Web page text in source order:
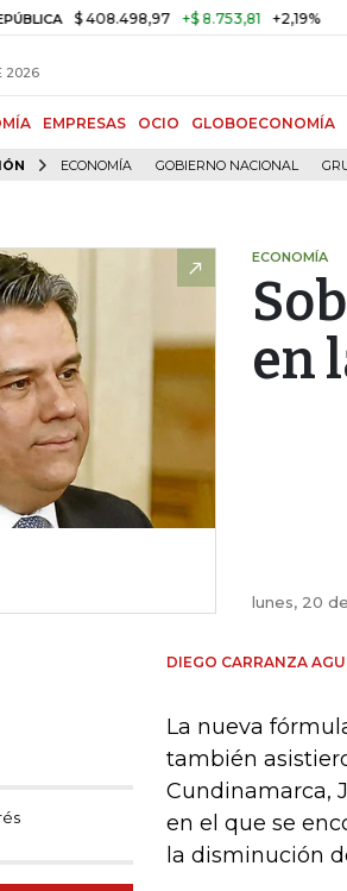
$ 408.498,97 +$ 8.753,81 +2,19% TASA
2026
EMPRESAS OCIO GLOBOECONOMÍA
ECONOMÍA GOBIERNO NACIONAL
ECONOMÍA
en
lunes, 20
DIEGO CARRANZA
La nueva
también
Cundinamarca,
en el que se
la disminución